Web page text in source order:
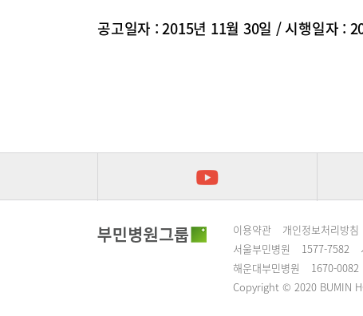
공고일자 : 2015년 11월 30일 / 시행일자 :
이용약관 개인정보처리방침
서울부민병원
1577-7582
해운대부민병원
1670-0082
Copyright © 2020 BUMIN